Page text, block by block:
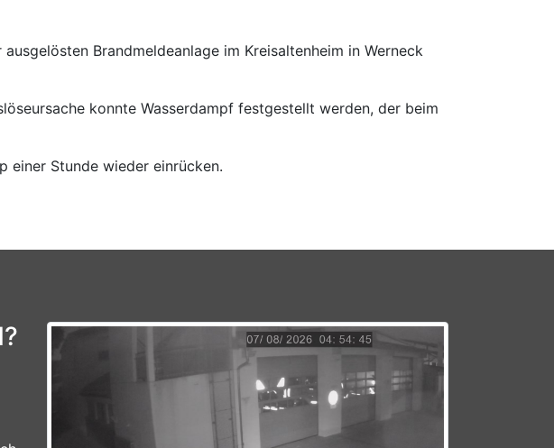
Brandmeldeanlage im Kreisaltenheim in Werneck
konnte Wasserdampf festgestellt werden, der beim
einer Stunde wieder einrücken.